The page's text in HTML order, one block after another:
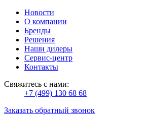
Новости
О компании
Бренды
Решения
Наши дилеры
Сервис-центр
Контакты
Свяжитесь с нами:
+7 (499) 130 68 68
Заказать обратный звонок